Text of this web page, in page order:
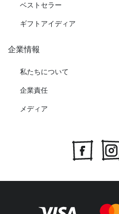
ベストセラー
ギフトアイディア
企業情報
私たちについて
企業責任
メディア